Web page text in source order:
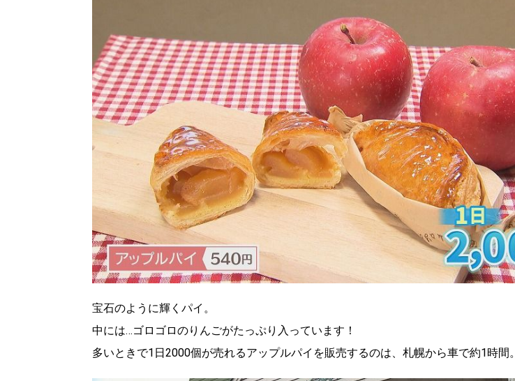
北海道で暮らす、あなたとつくる、
宝石のように輝くパイ。
中には…ゴロゴロのりんごがたっぷり入っています！
多いときで1日2000個が売れるアップルパイを販売するのは、札幌から車で約1時間。